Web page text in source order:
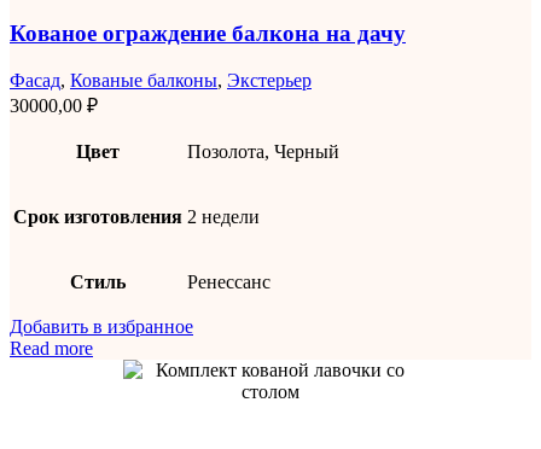
Кованое ограждение балкона на дачу
Фасад, Кованые балконы, Экстерьер
30000,00 ₽
Цвет Позолота, Черный
Срок изготовления 2 недели
Стиль Ренессанс
Добавить в избранное
Read more